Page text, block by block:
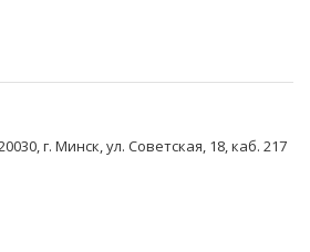
г. Минск, ул. Советская, 18, каб. 217